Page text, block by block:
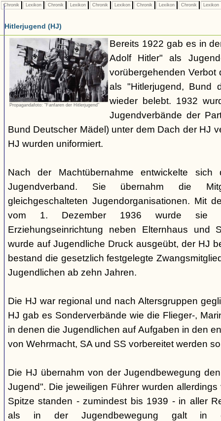
Chronik Lexikon Chronik Lexikon Chronik Lexikon Chronik Lexikon Chronik Lexikon
Hitlerjugend (HJ)
Propagandafoto: "Fanfaren der Hitlerjugend"
Bereits 1922 gab es in
Adolf Hitler" als
vorübergehenden Verbot
als "Hitlerjugend, Bund
wieder belebt. 1932
Jugendverbände der
Bund Deutscher Mädel) unter dem Dach der HJ
HJ wurden uniformiert.
Nach der Machtübernahme entwickelte
Jugendverband. Sie übernahm die
gleichgeschalteten Jugendorganisationen. Mit
vom 1. Dezember 1936 wurde sie
Erziehungseinrichtung neben Elternhaus und
wurde auf Jugendliche Druck ausgeübt, der HJ
bestand die gesetzlich festgelegte
Jugendlichen ab zehn Jahren.
Die HJ war regional und nach Altersgruppen
HJ gab es Sonderverbände wie die Flieger-,
in denen die Jugendlichen auf Aufgaben in den
von Wehrmacht, SA und SS vorbereitet werden
Die HJ übernahm von der Jugendbewegung
Jugend". Die jeweiligen Führer wurden
Spitze standen - zumindest bis 1939 - in aller
als in der Jugendbewegung galt in